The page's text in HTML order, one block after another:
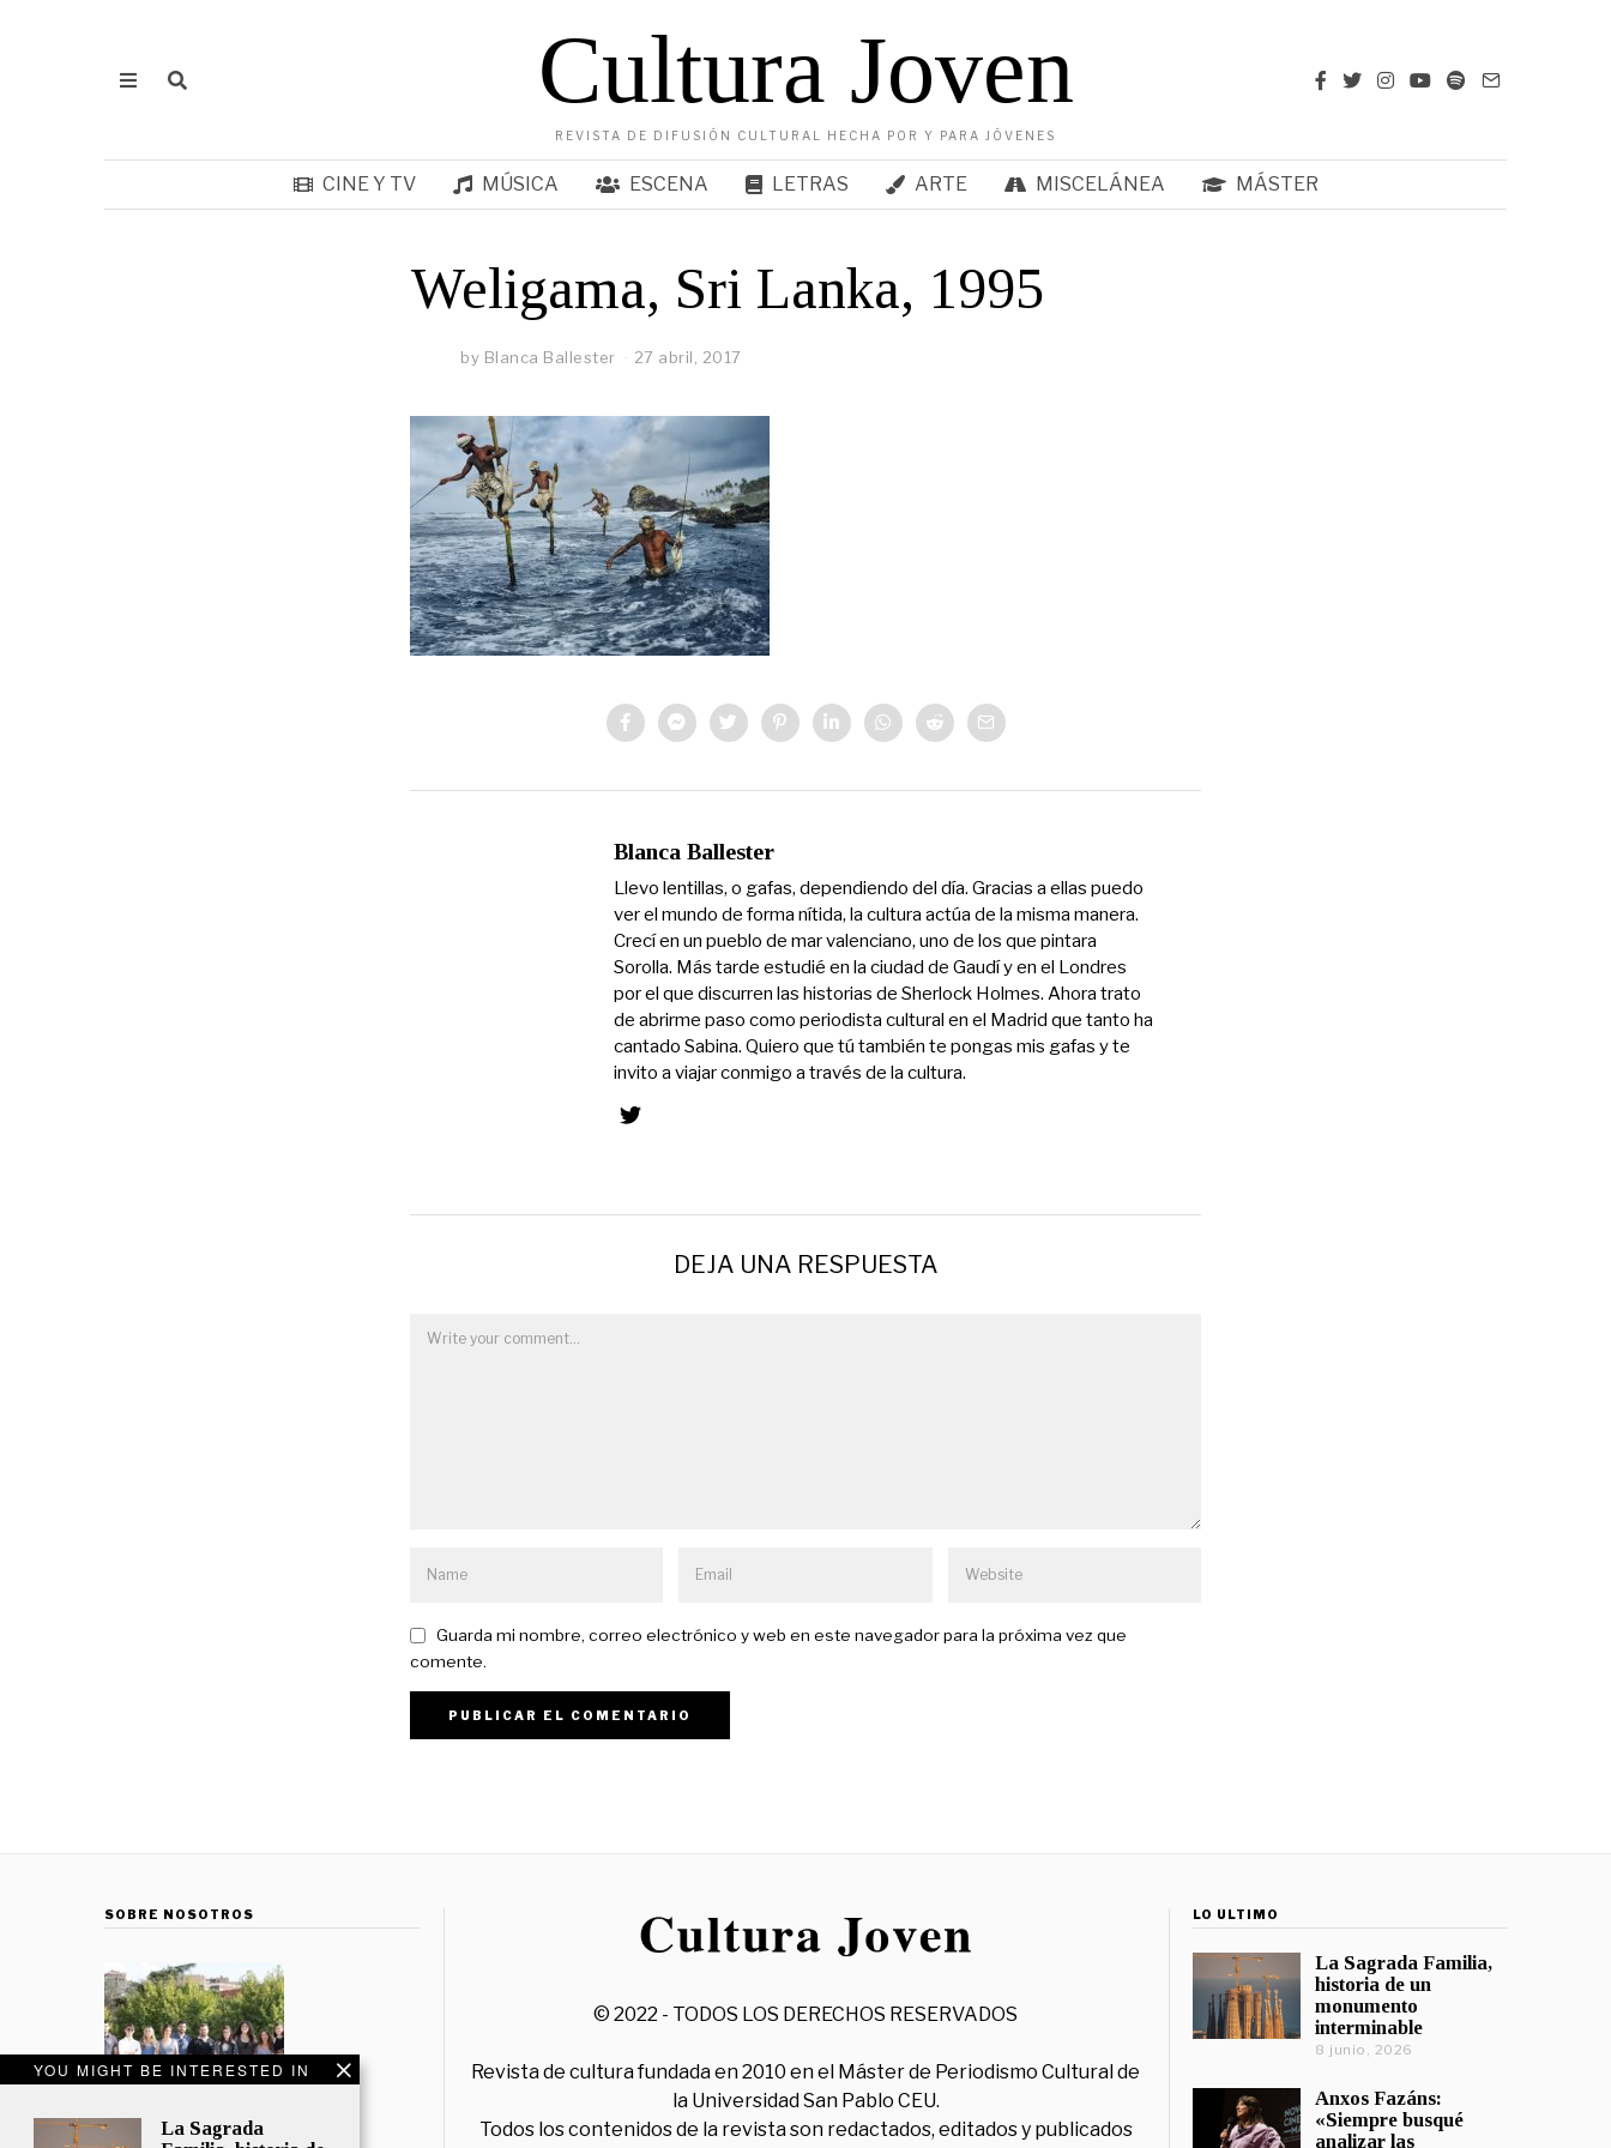
Cultura Joven
REVISTA DE DIFUSIÓN CULTURAL HECHA POR Y PARA JÓVENES
CINE Y TV MÚSICA ESCENA LETRAS ARTE MISCELÁNEA MÁSTER
Weligama, Sri Lanka, 1995
by Blanca Ballester 27 abril, 2017
Blanca Ballester
Llevo lentillas, o gafas, dependiendo del día. Gracias a ellas puedo
ver el mundo de forma nítida, la cultura actúa de la misma manera.
Crecí en un pueblo de mar valenciano, uno de los que pintara
Sorolla. Más tarde estudié en la ciudad de Gaudí y en el Londres
por el que discurren las historias de Sherlock Holmes. Ahora trato
de abrirme paso como periodista cultural en el Madrid que tanto ha
cantado Sabina. Quiero que tú también te pongas mis gafas y te
invito a viajar conmigo a través de la cultura.
DEJA UNA RESPUESTA
Guarda mi nombre, correo electrónico y web en este navegador para la próxima vez que
comente.
YOU MIGHT BE INTERESTED IN
La Sagrada
SOBRE NOSOTROS
© 2022 - TODOS LOS DERECHOS RESERVADOS
Revista de cultura fundada en 2010 en el Máster de Periodismo Cultural de
la Universidad San Pablo CEU.
Todos los contenidos de la revista son redactados, editados y publicados
LO ÚLTIMO
La Sagrada Familia,
historia de un
monumento
interminable
8 junio, 2026
Anxos Fazáns:
«Siempre busqué
analizar las